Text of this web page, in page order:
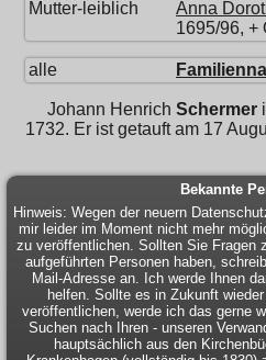
Mutter-leiblich
Anna
1695/96, +
alle
Johann Henrich Schermer
1732. Er ist getauft am 17
Bekannte
Hinweis: Wegen der neuern
mir leider im Moment nicht mehr
zu veröffentlichen. Sollten Sie Fragen
aufgeführten Personen haben,
Mail-Adresse an. Ich werde Ihnen
helfen. Sollte es in Zukunft
veröffentlichen, werde ich das gerne
Suchen nach Ihren - unseren
hauptsächlich aus den